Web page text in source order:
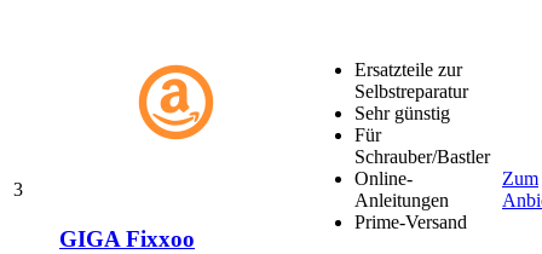
3
GIGA Fixxoo
Ersatzteile zur
Selbstreparatur
Sehr günstig
Für
Schrauber/Bastler
Online-
Anleitungen
Prime-Versand
Zum